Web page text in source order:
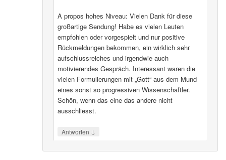
A propos hohes Niveau: Vielen Dank für diese
großartige Sendung! Habe es vielen Leuten
empfohlen oder vorgespielt und nur positive
Rückmeldungen bekommen, ein wirklich sehr
aufschlussreiches und irgendwie auch
motivierendes Gespräch. Interessant waren die
vielen Formulierungen mit „Gott“ aus dem Mund
eines sonst so progressiven Wissenschaftler.
Schön, wenn das eine das andere nicht
ausschliesst.
Antworten ↓